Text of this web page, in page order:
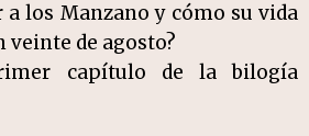
a los Manzano y cómo su vida
veinte de agosto?
capítulo de la bilogía